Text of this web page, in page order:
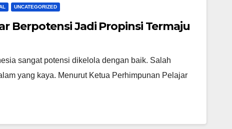
UNCATEGORIZED
Berpotensi Jadi Propinsi Termaju
sangat potensi dikelola dengan baik. Salah
yang kaya. Menurut Ketua Perhimpunan Pelajar